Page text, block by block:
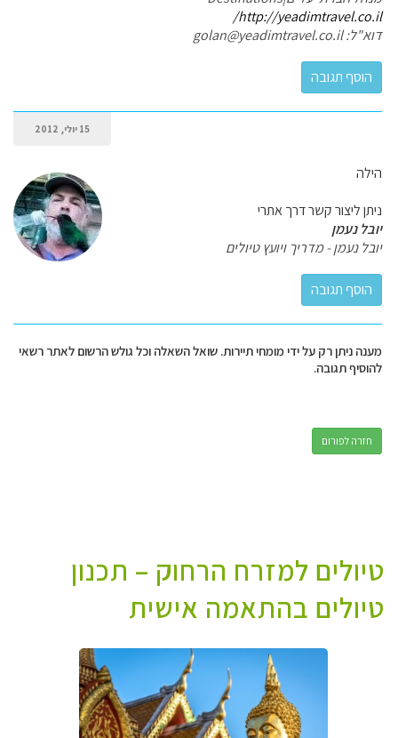
http://yeadimtravel.co.il/
דוא"ל: golan@yeadimtravel.co.il
15 יולי, 2012
הילה
ניתן ליצור קשר דרך אתרי
יובל נעמן
יובל נעמן - מדריך ויועץ טיולים
מענה ניתן רק על ידי מומחי תיירות. שואל השאלה וכל גולש הרשום לאתר רשאי
להוסיף תגובה.
חזרה לפורום
טיולים למזרח הרחוק – תכנון
טיולים בהתאמה אישית